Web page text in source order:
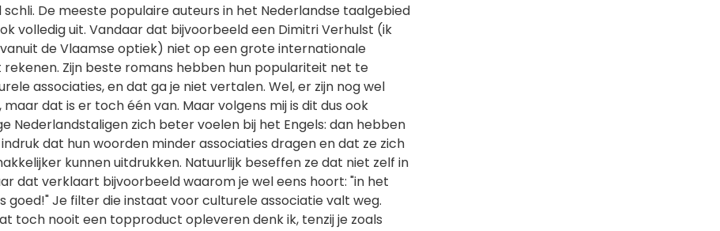
De meeste populaire auteurs in het Nederlandse taalgebied
volledig uit. Vandaar dat bijvoorbeeld een Dimitri Verhulst (ik
de Vlaamse optiek) niet op een grote internationale
Zijn beste romans hebben hun populariteit net te
associaties, en dat ga je niet vertalen. Wel, er zijn nog wel
dat is er toch één van. Maar volgens mij is dit dus ook
Nederlandstaligen zich beter voelen bij het Engels: dan hebben
dat hun woorden minder associaties dragen en dat ze zich
kunnen uitdrukken. Natuurlijk beseffen ze dat niet zelf in
dat verklaart bijvoorbeeld waarom je wel eens hoort: "in het
goed!" Je filter die instaat voor culturele associatie valt weg.
toch nooit een topproduct opleveren denk ik, tenzij je zoals